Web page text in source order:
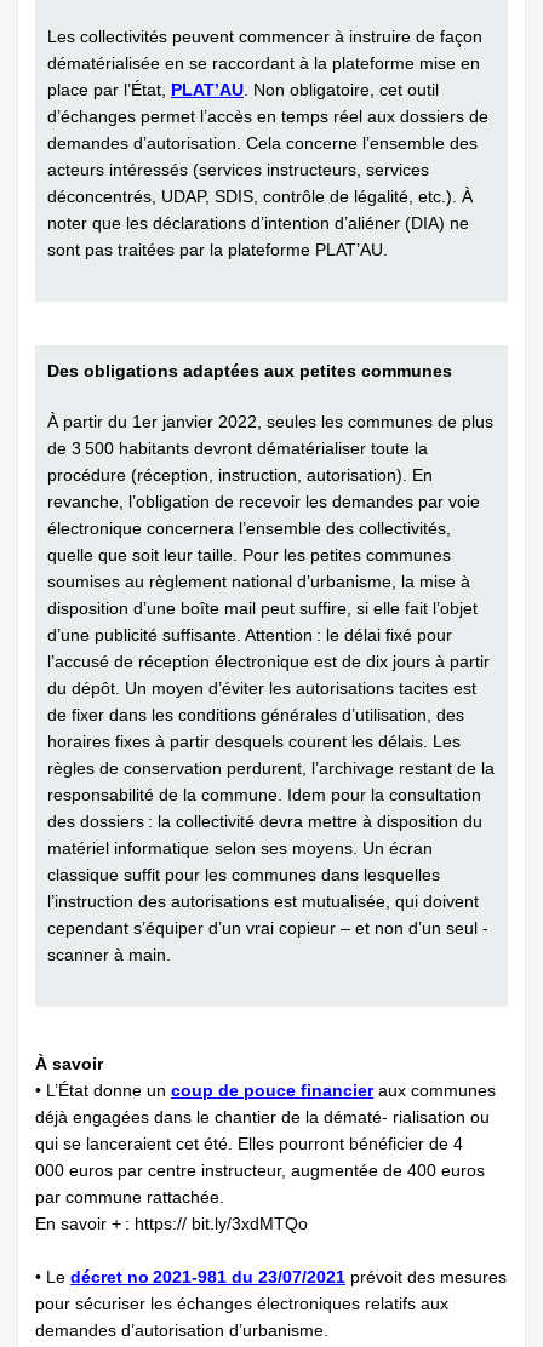
Les collectivités peuvent commencer à instruire de façon
dématérialisée en se raccordant à la plateforme mise en
place par l’État, PLAT’AU. Non obligatoire, cet outil
d’échanges permet l’accès en temps réel aux dossiers de
demandes d’autorisation. Cela concerne l’ensemble des
acteurs intéressés (services instructeurs, services
déconcentrés, UDAP, SDIS, contrôle de légalité, etc.). À
noter que les déclarations d’intention d’aliéner (DIA) ne
sont pas traitées par la plateforme PLAT’AU.
Des obligations adaptées aux petites communes
À partir du 1er janvier 2022, seules les communes de plus
de 3 500 habitants devront dématérialiser toute la
procédure (réception, instruction, autorisation). En
revanche, l’obligation de recevoir les demandes par voie
électronique concernera l’ensemble des collectivités,
quelle que soit leur taille. Pour les petites communes
soumises au règlement national d’urbanisme, la mise à
disposition d’une boîte mail peut suffire, si elle fait l’objet
d’une publicité suffisante. Attention : le délai fixé pour
l’accusé de réception électronique est de dix jours à partir
du dépôt. Un moyen d’éviter les autorisations tacites est
de fixer dans les conditions générales d’utilisation, des
horaires fixes à partir desquels courent les délais. Les
règles de conservation perdurent, l’archivage restant de la
responsabilité de la commune. Idem pour la consultation
des dossiers : la collectivité devra mettre à disposition du
matériel informatique selon ses moyens. Un écran
classique suffit pour les communes dans lesquelles
l’instruction des autorisations est mutualisée, qui doivent
cependant s’équiper d’un vrai copieur – et non d’un seul ­
scanner à main.
À savoir
• L’État donne un coup de pouce financieraux communes
déjà engagées dans le chantier de la dématé- rialisation ou
qui se lanceraient cet été. Elles pourront bénéficier de 4
000 euros par centre instructeur, augmentée de 400 euros
par commune rattachée.
En savoir + : https:// bit.ly/3xdMTQo
• Le décret no 2021-981 du 23/07/2021 prévoit des mesures
pour sécuriser les échanges électroniques relatifs aux
demandes d’autorisation d’urbanisme.